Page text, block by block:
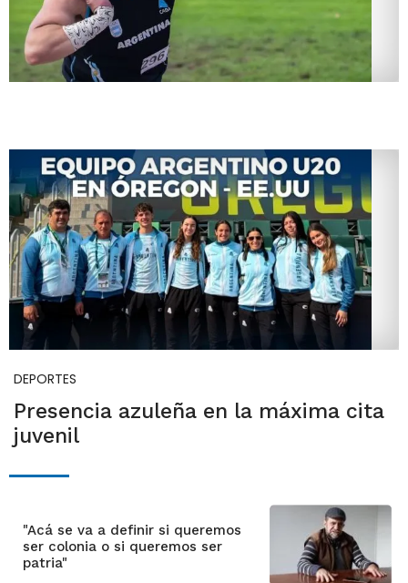
DEPORTES
Presencia azuleña en la máxima cita
juvenil
"Acá se va a definir si queremos
ser colonia o si queremos ser
patria"